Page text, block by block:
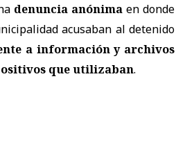
denuncia anónima en donde
acusaban al detenido
a información y archivos
que utilizaban.